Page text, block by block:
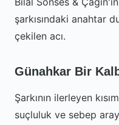
şarkısındaki anahtar
çekilen acı.
Günahkar Bir
Şarkının ilerleyen
suçluluk ve sebep